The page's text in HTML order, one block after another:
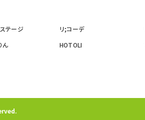
テージ リ;コーデ
ん HOTOLI